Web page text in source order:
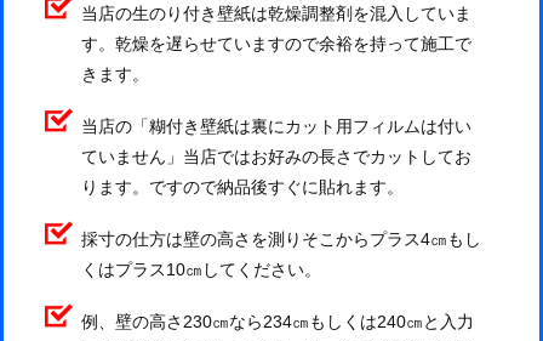
当店の生のり付き壁紙は乾燥調整剤を混入していま
す。乾燥を遅らせていますので余裕を持って施工で
きます。
当店の「糊付き壁紙は裏にカット用フィルムは付い
ていません」当店ではお好みの長さでカットしてお
ります。ですので納品後すぐに貼れます。
採寸の仕方は壁の高さを測りそこからプラス4㎝もし
くはプラス10㎝してください。
例、壁の高さ230㎝なら234㎝もしくは240㎝と入力